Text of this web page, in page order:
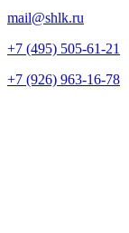
mail@shlk.ru
+7 (495) 505-61-21
+7 (926) 963-16-78